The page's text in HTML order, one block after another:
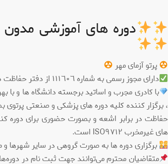
دوره های آموزشی مدون
پرتو آزمای مهر
دارای مجوز رسمی به شماره ١١١٦٠٦ از دفتر حفاظت در برابر اشعه سازمان انرژی اتمی ایران
با کادری مجرب و اساتید برجسته دانشگاه ها و
، برگزار کننده کلیه دوره های پزشکی و صنعتی
حفاظت در برابر اشعه و بصورت حضوری برای دوره
های غیرمخرب ISO٩٧١٢ است.
برگزاری دوره ها به صورت گروهی در سایر شهرها
متقاضیان محترم می‌توانند جهت ثبت نام در